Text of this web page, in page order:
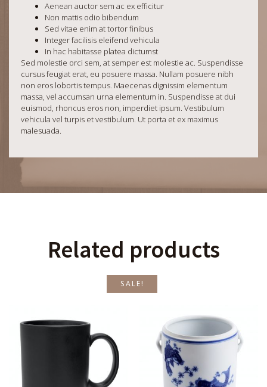
Aenean auctor sem ac ex efficitur
Non mattis odio bibendum
Sed vitae enim at tortor finibus
Integer facilisis eleifend vehicula
In hac habitasse platea dictumst
Sed molestie orci sem, at semper est molestie ac. Suspendisse
cursus feugiat erat, eu posuere massa. Nullam posuere nibh
non eros lobortis tempus. Maecenas dignissim elementum
massa, vel accumsan urna elementum in. Suspendisse at dui
euismod, rhoncus eros non, imperdiet ipsum. Vestibulum
vehicula vel turpis et vestibulum. Ut porta et ex maximus
malesuada.
Related products
SALE!